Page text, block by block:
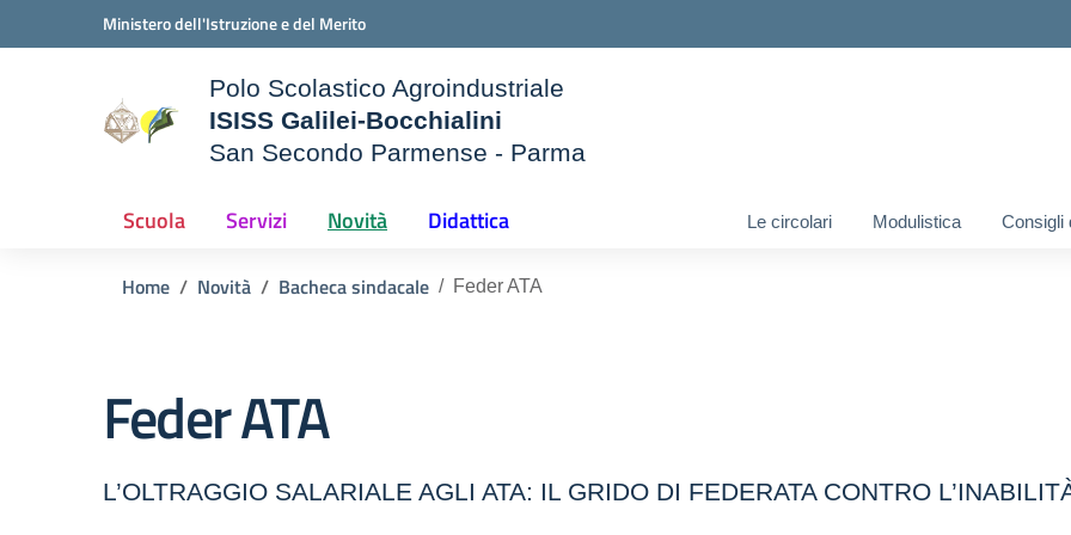
Vai ai contenuti
Vai al menu di navigazioneMinistero dell'Istruzione e del Merito
Polo Scolastico Agroindustriale
ISISS Galilei-Bocchialini
San Secondo Parmense - Parma
Scuola Servizi Novità Didattica Le circolari Modulistica Consigli
Home Novità Bacheca sindacale Feder ATA
Feder ATA
L’OLTRAGGIO SALARIALE AGLI ATA: IL GRIDO DI FEDERATA CONTRO